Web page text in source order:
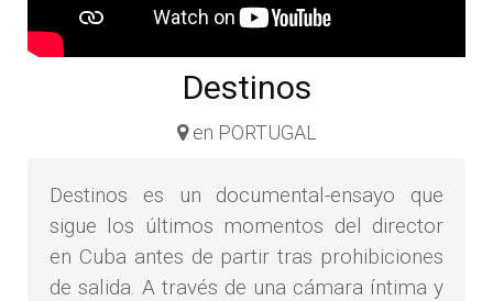
Destinos
en PORTUGAL
Destinos es un documental-ensayo que
sigue los últimos momentos del director
en Cuba antes de partir tras prohibiciones
de salida. A través de una cámara íntima y